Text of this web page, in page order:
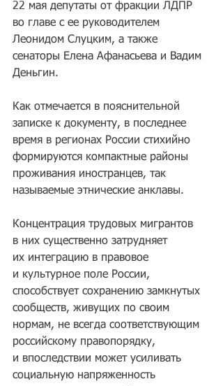
22 мая депутаты от фракции ЛДПР
во главе с ее руководителем
Леонидом Слуцким, а также
сенаторы Елена Афанасьева и Вадим
Деньгин.
Как отмечается в пояснительной
записке к документу, в последнее
время в регионах России стихийно
формируются компактные районы
проживания иностранцев, так
называемые этнические анклавы.
Концентрация трудовых мигрантов
в них существенно затрудняет
их интеграцию в правовое
и культурное поле России,
способствует сохранению замкнутых
сообществ, живущих по своим
нормам, не всегда соответствующим
российскому правопорядку,
и впоследствии может усиливать
социальную напряженность